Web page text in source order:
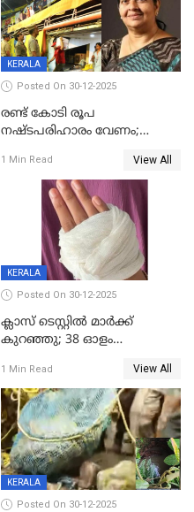
KERALA
Posted On 30-12-2025
രണ്ട് കോടി രൂപ
നഷ്ടപരിഹാരം വേണം;
നോട്ടീസയച്ച് ഉമാ തോമസ്
1 Min Read View All
KERALA
Posted On 30-12-2025
ക്ലാസ് ടെസ്റ്റിൽ മാർക്ക്
കുറഞ്ഞു; 38 ഓളം
സെന്ററിലെ അധ്യാപകന്‍
മർദിച്ചതായി പരാതി
1 Min Read View All
KERALA
Posted On 30-12-2025